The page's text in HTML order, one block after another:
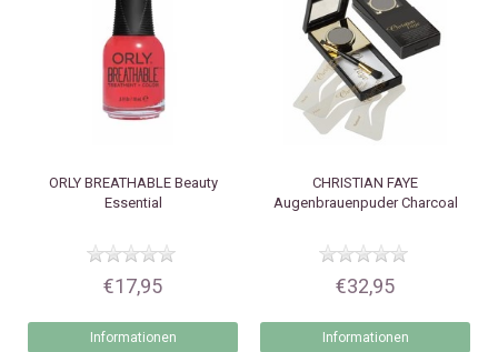
ORLYBREATHABLE Beauty
Essential
€17,95
Informationen
CHRISTIAN FAYE
Augenbrauenpuder Charcoal
€32,95
Informationen